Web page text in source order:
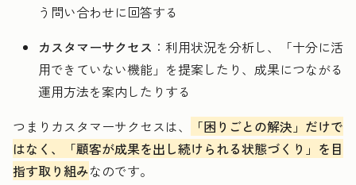
う問い合わせに回答する
カスタマーサクセス ：利用状況を分析し、「十分に活
用できていない機能」を提案したり、成果につながる
運用方法を案内したりする
つまりカスタマーサクセスは、
「困りごとの解決」だけで
はなく、「顧客が成果を出し続けられる状態づくり」を目
指す取り組みなのです。